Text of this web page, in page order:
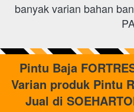
banyak varian bahan
Varian produk Pintu
Jual di